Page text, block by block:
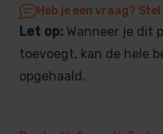
Heb je een vraag? Stel
Let op: Wanneer je dit
toevoegt, kan de hele
opgehaald.